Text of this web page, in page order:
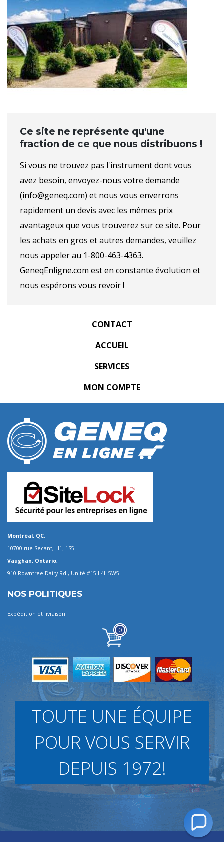
Ce site ne représente qu'une
fraction de ce que nous distribuons !
Si vous ne trouvez pas l'instrument dont vous
avez besoin, envoyez-nous votre demande
(info@geneq.com) et nous vous enverrons
rapidement un devis avec les mêmes prix
avantageux que vous trouverez sur ce site. Pour
les achats en gros et autres demandes, veuillez
nous appeler au 1-800-463-4363.
GeneqEnligne.com est en constante évolution et
nous espérons vous revoir !
CONTACT
ACCUEIL
SERVICES
MON COMPTE
Montréal, QC.
10700 rue Secant, H1J 1S5
Vaughan, Ontario,
910 Rowntree Dairy Rd., Unité #15 L4L 5W5
NOS POLITIQUES
Expédition et livraison
0
TOUTE UNE ÉQUIPE
POUR VOUS SERVIR
DEPUIS 1972!